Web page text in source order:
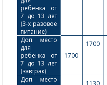
ребенка от
7 до 13 лет
(3-х разовое
питание)
Доп. место
для
ребенка от
7 до 13 лет
(завтрак)
1700
1700
Доп. место
1130